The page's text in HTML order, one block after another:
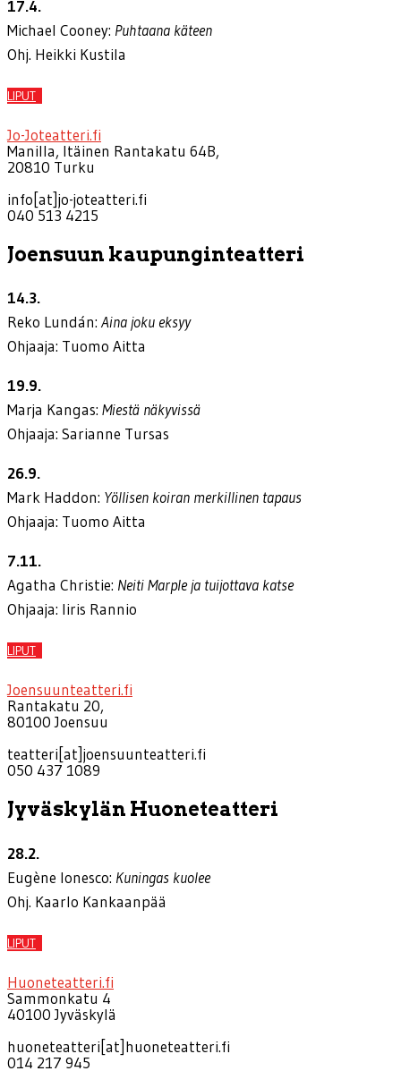
17.4.
Michael Cooney: Puhtaana käteen
Ohj. Heikki Kustila
LIPUT
Jo-Joteatteri.fi
Manilla, Itäinen Rantakatu 64B,
20810 Turku
info[at]jo-joteatteri.fi
040 513 4215
Joensuun kaupunginteatteri
14.3.
Reko Lundán: Aina joku eksyy
Ohjaaja: Tuomo Aitta
19.9.
Marja Kangas: Miestä näkyvissä
Ohjaaja: Sarianne Tursas
26.9.
Mark Haddon: Yöllisen koiran merkillinen tapaus
Ohjaaja: Tuomo Aitta
7.11.
Agatha Christie: Neiti Marple ja tuijottava katse
Ohjaaja: Iiris Rannio
LIPUT
Joensuunteatteri.fi
Rantakatu 20,
80100 Joensuu
teatteri[at]joensuunteatteri.fi
050 437 1089
Jyväskylän Huoneteatteri
28.2.
Eugène Ionesco: Kuningas kuolee
Ohj. Kaarlo Kankaanpää
LIPUT
Huoneteatteri.fi
Sammonkatu 4
40100 Jyväskylä
huoneteatteri[at]huoneteatteri.fi
014 217 945